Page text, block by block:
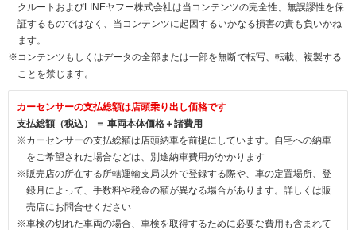
クルートおよびLINEヤフー株式会社は当コンテンツの完全性、無誤謬性を保
証するものではなく、当コンテンツに起因するいかなる損害の責も負いかね
ます。
※コンテンツもしくはデータの全部または一部を無断で転写、転載、複製する
ことを禁じます。
カーセンサーの支払総額は店頭乗り出し価格です
支払総額（税込） ＝ 車両本体価格＋諸費用
※カーセンサーの支払総額は店頭納車を前提にしています。自宅への納車
をご希望された場合などは、別途納車費用がかかります
※販売店の所在する所轄運輸支局以外で登録する際や、車の定置場所、登
録月によって、手数料や税金の額が異なる場合があります。詳しくは販
売店にお問合せください
※車検の切れた車両の場合、車検を取得するために必要な費用も含まれて